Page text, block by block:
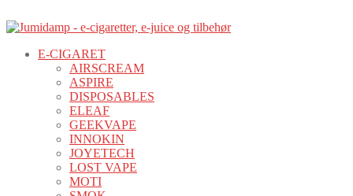
E-CIGARET
AIRSCREAM
ASPIRE
DISPOSABLES
ELEAF
GEEKVAPE
INNOKIN
JOYETECH
LOST VAPE
MOTI